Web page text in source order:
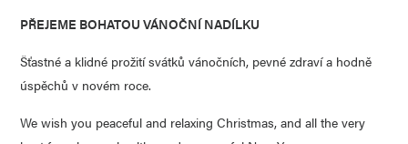
PŘEJEME BOHATOU VÁNOČNÍ NADÍLKU
Šťastné a klidné prožití svátků vánočních, pevné zdraví a hodně
úspěchů v novém roce.
We wish you peaceful and relaxing Christmas, and all the very